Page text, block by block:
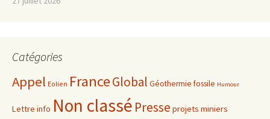
Catégories
Appel Eolien FranceGlobal Géothermie fossile Humour
Lettre info Non classé Presse projets miniers